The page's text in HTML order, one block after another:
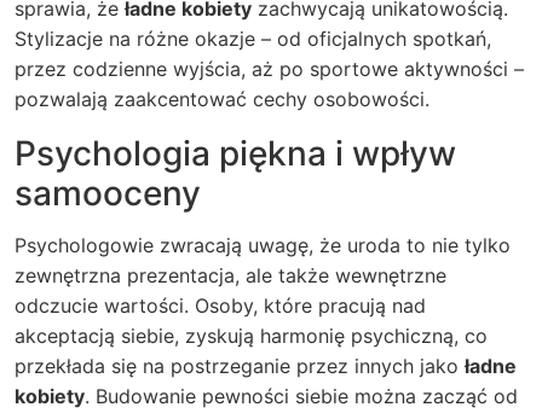
sprawia, żeładne kobiety zachwycają unikatowością.
Stylizacje na różne okazje – od oficjalnych spotkań,
przez codzienne wyjścia, aż po sportowe aktywności –
pozwalają zaakcentować cechy osobowości.
Psychologia piękna i wpływ
samooceny
Psychologowie zwracają uwagę, że uroda to nie tylko
zewnętrzna prezentacja, ale także wewnętrzne
odczucie wartości. Osoby, które pracują nad
akceptacją siebie, zyskują harmonię psychiczną, co
przekłada się na postrzeganie przez innych jakoładne
kobiety. Budowanie pewności siebie można zacząć od